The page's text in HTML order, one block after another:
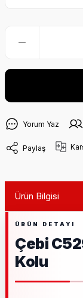
Yorum Yaz
Paylaş
Ürün Bilgisi
Çebi
Kolu